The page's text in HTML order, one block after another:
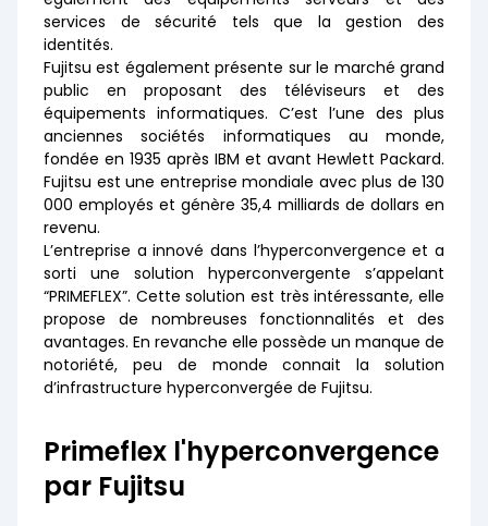
services de sécurité tels que la gestion des
identités.
Fujitsu est également présente sur le marché grand
public en proposant des téléviseurs et des
équipements informatiques. C’est l’une des plus
anciennes sociétés informatiques au monde,
fondée en 1935 après IBM et avant Hewlett Packard.
Fujitsu est une entreprise mondiale avec plus de 130
000 employés et génère 35,4 milliards de dollars en
revenu.
L’entreprise a innové dans l’hyperconvergence et a
sorti une solution hyperconvergente s’appelant
“PRIMEFLEX”. Cette solution est très intéressante, elle
propose de nombreuses fonctionnalités et des
avantages. En revanche elle possède un manque de
notoriété, peu de monde connait la solution
d’infrastructure hyperconvergée de Fujitsu.
Primeflex l'hyperconvergence
par Fujitsu